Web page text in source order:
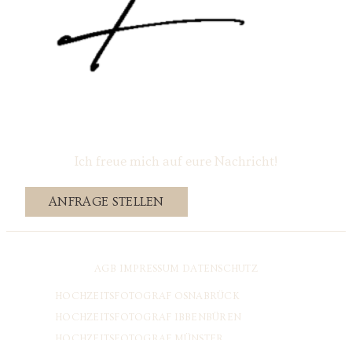
Ich freue mich auf eure Nachricht!
ANFRAGE STELLEN
AGB IMPRESSUM DATENSCHUTZ
HOCHZEITSFOTOGRAF OSNABRÜCK
HOCHZEITSFOTOGRAF IBBENBÜREN